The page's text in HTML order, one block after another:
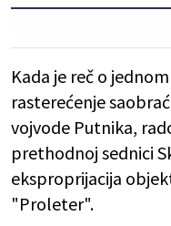
Kada je reč o
rasterećenje
vojvode Putnika,
prethodnoj sednici
eksproprijacija
"Proleter".